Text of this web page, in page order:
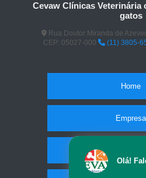
Cevaw Clínicas Veterinária
gatos
Rua Doutor Miranda de
CEP: 05027-000
(11) 3805-
Home
Empresa
Olá!